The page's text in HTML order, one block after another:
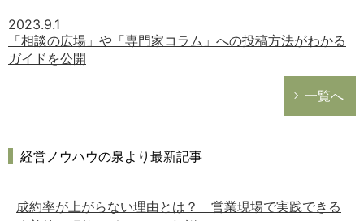
2023.9.1
「相談の広場」や「専門家コラム」への投稿方法がわかる
ガイドを公開
一覧へ
経営ノウハウの泉より最新記事
成約率が上がらない理由とは？ 営業現場で実践できる